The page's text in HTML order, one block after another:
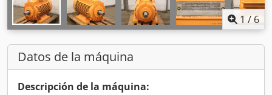
1 /6
Datos de la máquina
Descripción de la máquina: